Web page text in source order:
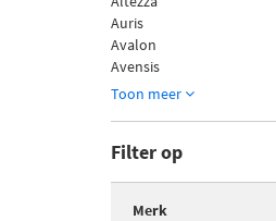
Auris
Avalon
Avensis
Toon meer
Filter op
Merk